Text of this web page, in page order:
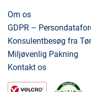
Om os
GDPR –
Konsulentbesøg fra
Miljøvenlig Pakning
Kontakt os